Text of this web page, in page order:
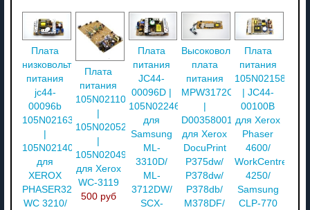
Плата
низковольтного
питания
jc44-
00096b
105N02163
105N02140
для
XEROX
PHASER3250/
WC 3210/
Плата
питания
105N02110
|
105N02052
|
105N02049
для Xerox
WC-3119
500 руб
Плата
питания
JC44-
00096D |
105N02246
для
Samsung
ML-
3310D/
ML-
3712DW/
SCX-
Высоковольтная
плата
питания
MPW3172C
D00358001
для Xerox
DocuPrint
P375dw/
P378dw/
P378db/
M378DF/
Плата
питания
105N02158
| JC44-
00100B
для Xerox
Phaser
4600/
WorkCentre
4250/
Samsung
CLP-770